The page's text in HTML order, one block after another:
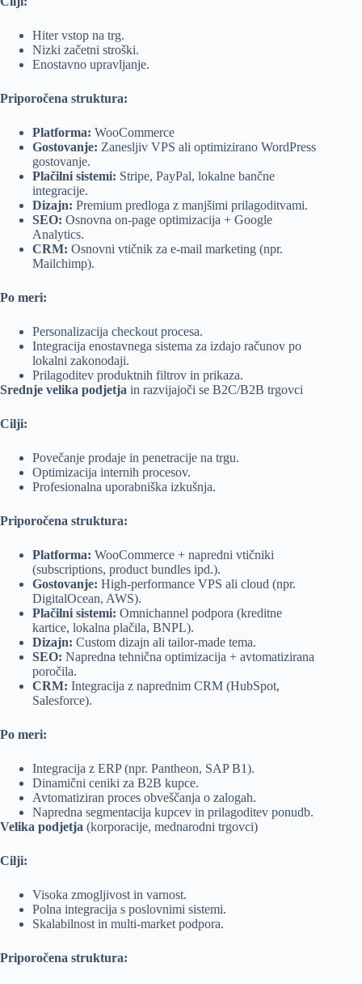
Hiter vstop na trg.
Nizki začetni stroški.
Enostavno upravljanje.
Priporočena struktura:
Platforma: WooCommerce
Gostovanje: Zanesljiv VPS ali optimizirano WordPress
gostovanje.
Plačilni sistemi: Stripe, PayPal, lokalne bančne
integracije.
Dizajn: Premium predloga z manjšimi prilagoditvami.
SEO: Osnovna on-page optimizacija + Google
Analytics.
CRM: Osnovni vtičnik za e-mail marketing (npr.
Mailchimp).
Po meri:
Personalizacija checkout procesa.
Integracija enostavnega sistema za izdajo računov po
lokalni zakonodaji.
Prilagoditev produktnih filtrov in prikaza.
Srednje velika podjetja in razvijajoči se B2C/B2B trgovci
Cilji:
Povečanje prodaje in penetracije na trgu.
Optimizacija internih procesov.
Profesionalna uporabniška izkušnja.
Priporočena struktura:
Platforma: WooCommerce + napredni vtičniki
(subscriptions, product bundles ipd.).
Gostovanje: High-performance VPS ali cloud (npr.
DigitalOcean, AWS).
Plačilni sistemi: Omnichannel podpora (kreditne
kartice, lokalna plačila, BNPL).
Dizajn: Custom dizajn ali tailor-made tema.
SEO: Napredna tehnična optimizacija + avtomatizirana
poročila.
CRM: Integracija z naprednim CRM (HubSpot,
Salesforce).
Po meri:
Integracija z ERP (npr. Pantheon, SAP B1).
Dinamični ceniki za B2B kupce.
Avtomatiziran proces obveščanja o zalogah.
Napredna segmentacija kupcev in prilagoditev ponudb.
Velika podjetja (korporacije, mednarodni trgovci)
Cilji:
Visoka zmogljivost in varnost.
Polna integracija s poslovnimi sistemi.
Skalabilnost in multi-market podpora.
Priporočena struktura: